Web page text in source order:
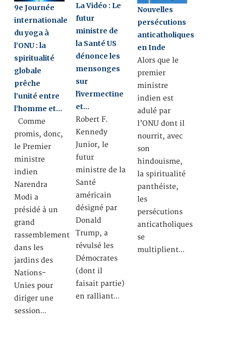
9e Journée
internationale
du yoga à
l’ONU : la
spiritualité
globale
prêche
l’unité entre
l’homme et…
Comme
promis, donc,
le Premier
ministre
indien
Narendra
Modi a
présidé à un
grand
rassemblement
dans les
jardins des
Nations-
Unies pour
diriger une
session…
La Vidéo : Le
futur
ministre de
la Santé US
dénonce les
mensonges
sur
l'ivermectine
et…
Robert F.
Kennedy
Junior, le
futur
ministre de la
Santé
américain
désigné par
Donald
Trump, a
révulsé les
Démocrates
(dont il
faisait partie)
en ralliant…
Nouvelles
persécutions
anticatholiques
en Inde
Alors que le
premier
ministre
indien est
adulé par
l’ONU dont il
nourrit, avec
son
hindouisme,
la spiritualité
panthéiste,
les
persécutions
anticatholiques
se
multiplient…